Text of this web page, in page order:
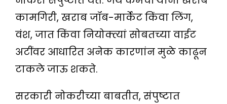
कामगिरी, खराब जॉब-मार्केट किंवा लिंग,
वंश, जात किंवा नियोक्त्यां सोबतच्या वाईट
अटींवर आधारित अनेक कारणांन मुळे काढून
टाकले जाऊ शकते.
सरकारी नोकरीच्या बाबतीत, संपुष्टात